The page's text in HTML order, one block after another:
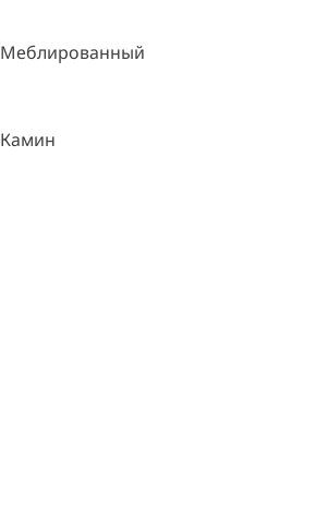
Меблированный
Камин